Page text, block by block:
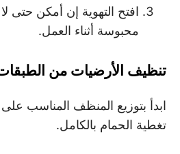
افتح التهوية إن أمكن حتى
محبوسة أثناء العمل.
تنظيف الأرضيات من
ابدأ بتوزيع المنظف المناسب
تغطية الحمام بالكامل.